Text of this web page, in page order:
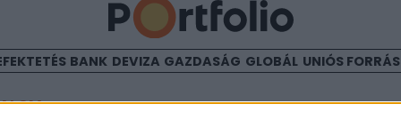
BANK DEVIZA GAZDASÁG GLOBÁL UNIÓS